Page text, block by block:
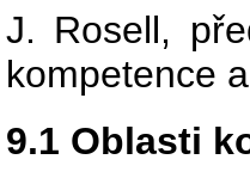
J. Rosell,
kompetence
9.1 Oblasti